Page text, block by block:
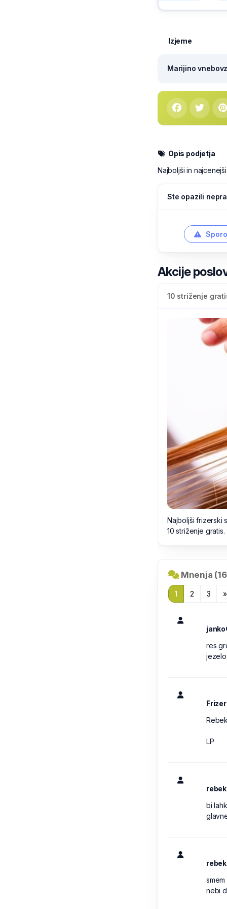
Izjeme
Marijino
Opis podjetja
Najboljši in
Ste opazili
Akcije
10 striženje
Najboljši frizerski
10 striženje gratis.
Mnenja
1 2 3 »
janko
res
jezelo
LP
bi
nebi